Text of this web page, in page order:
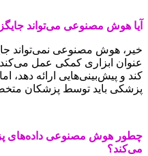
آیا هوش مصنوعی می‌تواند
خیر، هوش مصنوعی نمی‌تواند
عنوان ابزاری کمکی عمل می‌کند
کند و پیش‌بینی‌هایی ارائه دهد،
پزشکی باید توسط پزشکان
چطور هوش مصنوعی داده‌های
می‌کند؟